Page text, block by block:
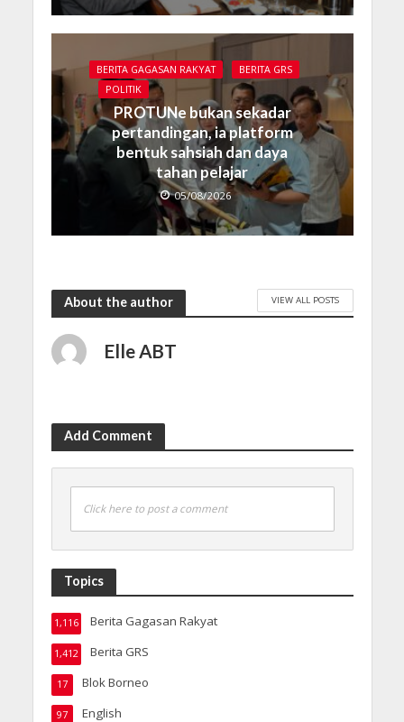
BERITA GAGASAN RAKYAT
BERITA GRS
POLITIK
PROTUNe bukan sekadar
pertandingan, ia platform
bentuk sahsiah dan daya
tahan pelajar
05/08/2026
About the author VIEW ALL POSTS
Elle ABT
Add Comment
Click here to post a comment
Topics
Berita Gagasan Rakyat
1,116
Berita GRS
1,412
Blok Borneo
17
English
97